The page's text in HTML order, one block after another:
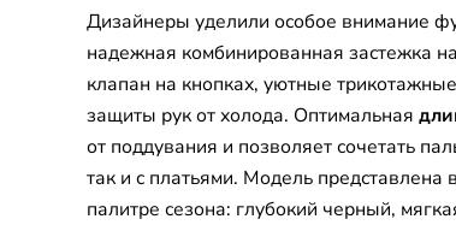
Дизайнеры уделили особое внимание
надежная комбинированная застежка
клапан на кнопках, уютные
защиты рук от холода. Оптимальная
от поддувания и позволяет сочетать
так и с платьями. Модель представлена
палитре сезона: глубокий черный,